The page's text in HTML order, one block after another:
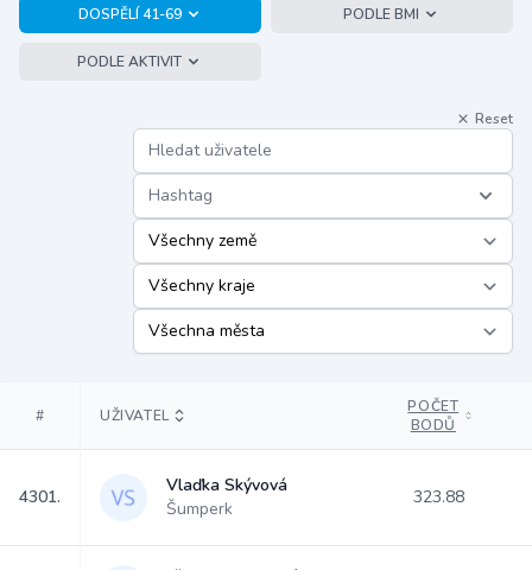
DOSPĚLÍ 41-69 PODLE BMI
PODLE AKTIVIT
Reset
Hashtag
# UŽIVATEL
POČET
BODŮ
4301.
Vlaďka Skývová
Šumperk
323.88